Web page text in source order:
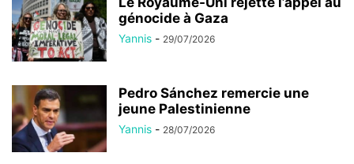
génocide à Gaza
Yannis - 29/07/2026
Pedro Sánchez remercie une
jeune Palestinienne
Yannis - 28/07/2026